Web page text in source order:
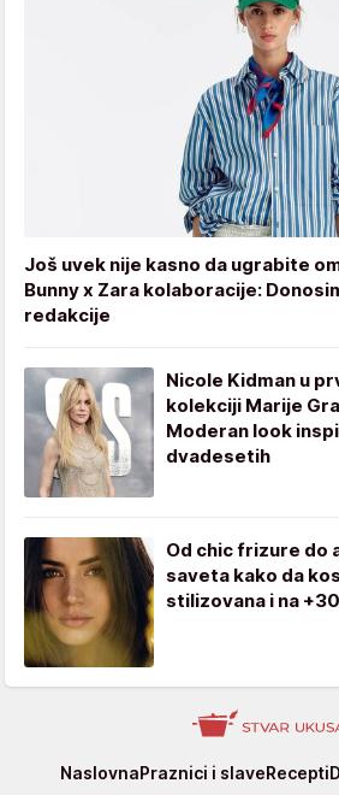
Još uvek nije kasno da ugrabite
Bunny x Zara kolaboracije:
redakcije
Nicole Kidman u
kolekciji Marije
Moderan look
dvadesetih
Od chic frizure do
saveta kako da
stilizovana i na
StvarNaslovnaPraznici i slaveRecepti